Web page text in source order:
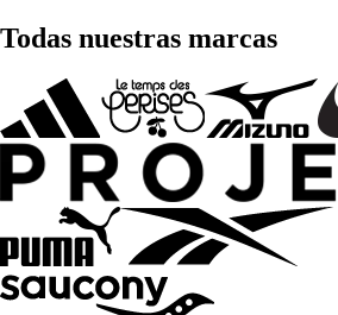
Todas nuestras marcas